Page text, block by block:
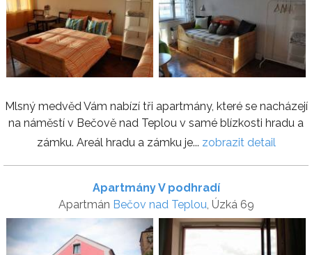
Mlsný medvěd Vám nabízí tři apartmány, které se nacházejí
na náměstí v Bečově nad Teplou v samé blízkosti hradu a
zámku. Areál hradu a zámku je... zobrazit detail
Apartmány V podhradí
Apartmán Bečov nad Teplou, Úzká 69